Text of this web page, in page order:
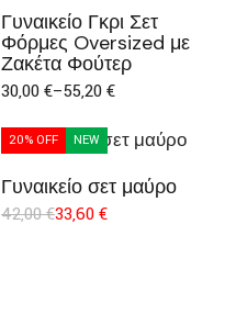
Γυναικείο Γκρι Σετ
Φόρμες Oversized με
Ζακέτα Φούτερ
30,00€–55,20€
20% OFF NEW
Γυναικείο σετ μαύρο
42,00€33,60€